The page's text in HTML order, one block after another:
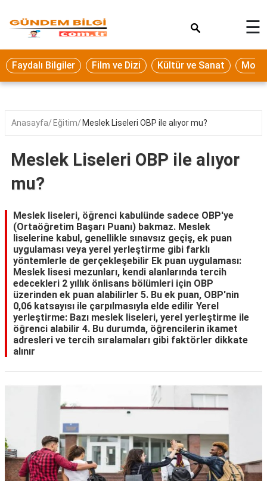
Eğitim
Ekonomi
Seyahat
Oyun
Yaşam
Hukuk
Blog
☰
Faydalı Bilgiler Film ve Dizi Kültür ve Sanat
Anasayfa Eğitim Meslek Liseleri OBP ile alıyor mu?
Meslek Liseleri OBP ile alıyor
mu?
Meslek liseleri, öğrenci kabulünde sadece OBP'ye
(Ortaöğretim Başarı Puanı) bakmaz. Meslek
liselerine kabul, genellikle sınavsız geçiş, ek puan
uygulaması veya yerel yerleştirme gibi farklı
yöntemlerle de gerçekleşebilir Ek puan uygulaması:
Meslek lisesi mezunları, kendi alanlarında tercih
edecekleri 2 yıllık önlisans bölümleri için OBP
üzerinden ek puan alabilirler 5. Bu ek puan, OBP'nin
0,06 katsayısı ile çarpılmasıyla elde edilir Yerel
yerleştirme: Bazı meslek liseleri, yerel yerleştirme ile
öğrenci alabilir 4. Bu durumda, öğrencilerin ikamet
adresleri ve tercih sıralamaları gibi faktörler dikkate
alınır